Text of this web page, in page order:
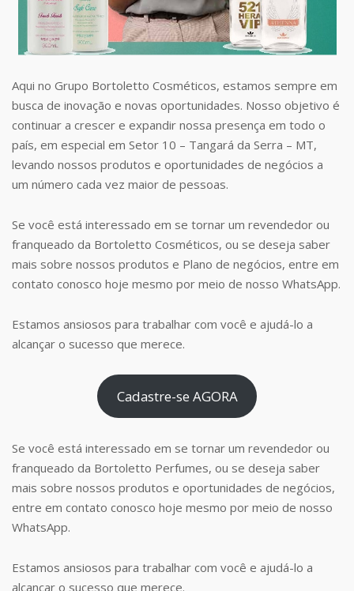
Aqui no Grupo Bortoletto Cosméticos, estamos sempre em
busca de inovação e novas oportunidades. Nosso objetivo é
continuar a crescer e expandir nossa presença em todo o
país, em especial em Setor 10 – Tangará da Serra – MT,
levando nossos produtos e oportunidades de negócios a
um número cada vez maior de pessoas.
Se você está interessado em se tornar um revendedor ou
franqueado da Bortoletto Cosméticos, ou se deseja saber
mais sobre nossos produtos e Plano de negócios, entre em
contato conosco hoje mesmo por meio de nosso WhatsApp.
Estamos ansiosos para trabalhar com você e ajudá-lo a
alcançar o sucesso que merece.
Cadastre-se AGORA
Se você está interessado em se tornar um revendedor ou
franqueado da Bortoletto Perfumes, ou se deseja saber
mais sobre nossos produtos e oportunidades de negócios,
entre em contato conosco hoje mesmo por meio de nosso
WhatsApp.
Estamos ansiosos para trabalhar com você e ajudá-lo a
alcançar o sucesso que merece.